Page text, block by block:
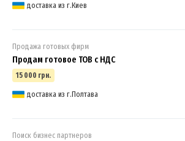
доставка из г.Киев
Продажа готовых фирм
Продам готовое ТОВ с НДС
15 000 грн.
доставка из г.Полтава
Поиск бизнес партнеров